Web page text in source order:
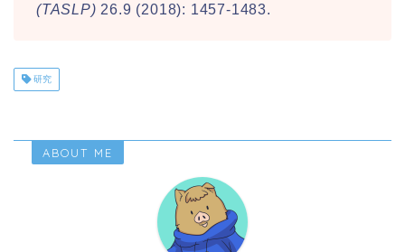
(TASLP) 26.9 (2018): 1457-1483.
研究
ABOUT ME